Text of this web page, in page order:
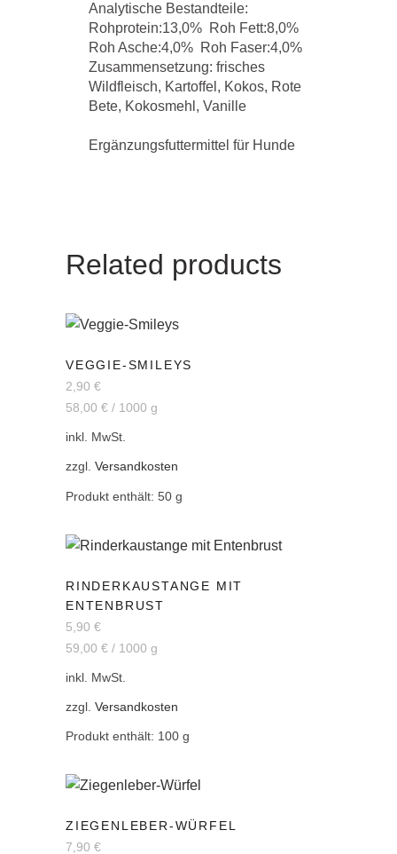
Analytische Bestandteile:
Rohprotein:13,0% Roh Fett:8,0%
Roh Asche:4,0% Roh Faser:4,0%
Zusammensetzung: frisches
Wildfleisch, Kartoffel, Kokos, Rote
Bete, Kokosmehl, Vanille
Ergänzungsfuttermittel für Hunde
Related products
VEGGIE-SMILEYS
2,90 €
58,00 € / 1000 g
inkl. MwSt.
zzgl. Versandkosten
Produkt enthält: 50 g
RINDERKAUSTANGE MIT
ENTENBRUST
5,90 €
59,00 € / 1000 g
inkl. MwSt.
zzgl. Versandkosten
Produkt enthält: 100 g
ZIEGENLEBER-WÜRFEL
7,90 €